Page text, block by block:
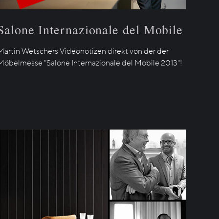
Internazionale del Mobile
Wetschers Videonotizen direkt von der der
"Salone Internazionale del Mobile 2013"!